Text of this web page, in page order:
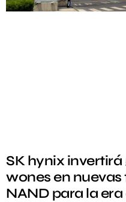
SK hynix invertirá
wones en
NAND para la era